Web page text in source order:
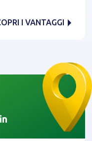
I VANTAGGI